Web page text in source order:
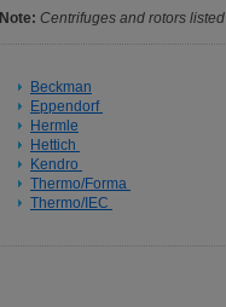
Note: Centrifuges and rotors
Beckman
Eppendorf
Hermle
Hettich
Kendro
Thermo/Forma
Thermo/IEC